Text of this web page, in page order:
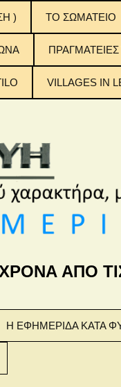
) ΤΟ ΣΩΜΑΤΕΙΟ
VILLAGES IN
ΑΠΟ
Η ΕΦΗΜΕΡΙΔΑ ΚΑΤΑ